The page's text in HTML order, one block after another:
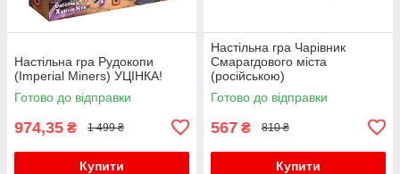
Настільна гра Рудокопи
(Imperial Miners) УЦІНКА!
Готово до відправки
974,35 ₴ 1 499 ₴
Купити
Настільна гра Чарівник
Смарагдового міста
(російською)
Готово до відправки
567 ₴ 810 ₴
Купити